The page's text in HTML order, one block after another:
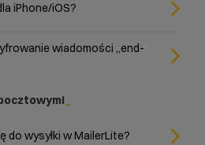
iPhone/iOS?
wiadomości „end-
do wysyłki w MailerLite?